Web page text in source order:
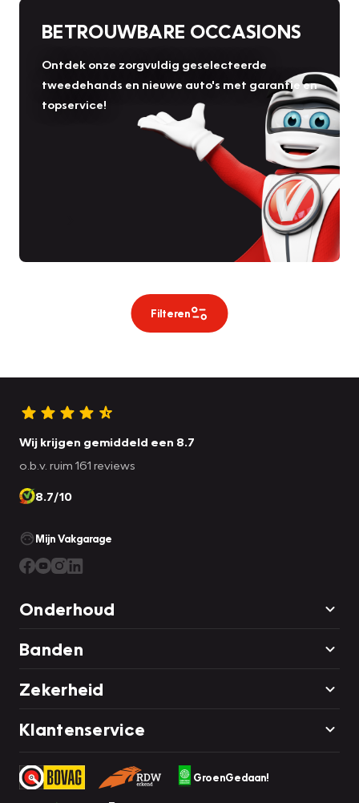
BETROUWBARE OCCASIONS
Ontdek onze zorgvuldig geselecteerde
tweedehands en nieuwe auto's met garantie en
topservice!
Filteren
Wij krijgen gemiddeld een 8.7
o.b.v. ruim 161 reviews
8.7/10
Mijn Vakgarage
Onderhoud
Banden
Zekerheid
Klantenservice
GroenGedaan!